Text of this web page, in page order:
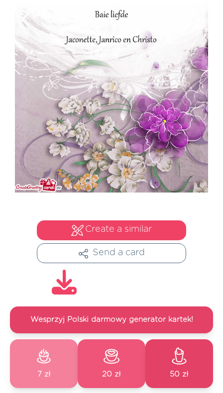
Create a similar
Send a card
Wesprzyj Polski darmowy generator kartek!
7 zł 20 zł 50 zł